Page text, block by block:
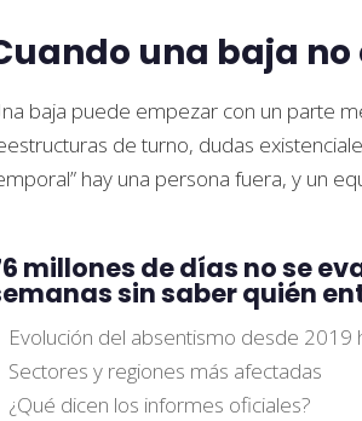
una baja no
baja puede empezar con un parte
de turno, dudas
hay una persona fuera, y un
millones de días no se
sin saber quién
Evolución del absentismo desde 2019
Sectores y regiones más afectadas
¿Qué dicen los informes oficiales?